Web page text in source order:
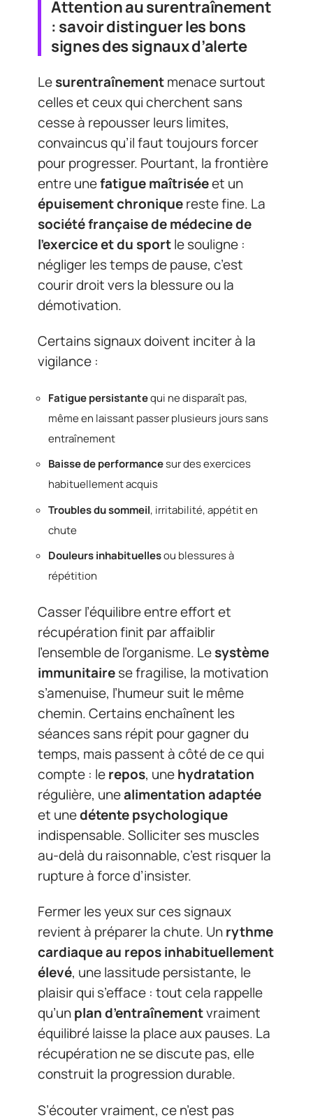
Attention au surentraînement
: savoir distinguer les bons
signes des signaux d’alerte
Lesurentraînementmenace surtout
celles et ceux qui cherchent sans
cesse à repousser leurs limites,
convaincus qu’il faut toujours forcer
pour progresser. Pourtant, la frontière
entre unefatigue maîtriséeet un
épuisement chroniquereste fine. La
société française de médecine de
l’exercice et du sportle souligne :
négliger les temps de pause, c’est
courir droit vers la blessure ou la
démotivation.
Certains signaux doivent inciter à la
vigilance :
Fatigue persistantequi ne disparaît pas,
même en laissant passer plusieurs jours sans
entraînement
Baisse de performancesur des exercices
habituellement acquis
Troubles du sommeil, irritabilité, appétit en
chute
Douleurs inhabituellesou blessures à
répétition
Casser l’équilibre entre effort et
récupération finit par affaiblir
l’ensemble de l’organisme. Lesystème
immunitairese fragilise, la motivation
s’amenuise, l’humeur suit le même
chemin. Certains enchaînent les
séances sans répit pour gagner du
temps, mais passent à côté de ce qui
compte : lerepos, unehydratation
régulière, unealimentation adaptée
et unedétente psychologique
indispensable. Solliciter ses muscles
au-delà du raisonnable, c’est risquer la
rupture à force d’insister.
Fermer les yeux sur ces signaux
revient à préparer la chute. Unrythme
cardiaque au repos inhabituellement
élevé, une lassitude persistante, le
plaisir qui s’efface : tout cela rappelle
qu’unplan d’entraînementvraiment
équilibré laisse la place aux pauses. La
récupération ne se discute pas, elle
construit la progression durable.
S’écouter vraiment, ce n’est pas